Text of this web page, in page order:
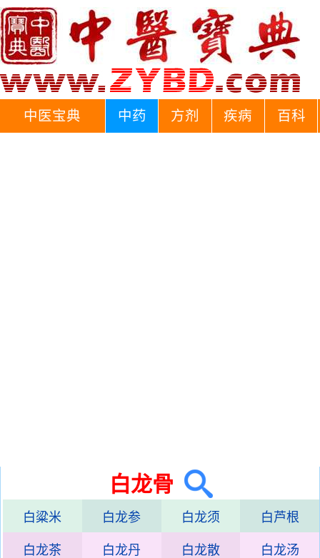
中医宝典 中药 方剂 疾病 百科
白龙骨
白粱米 白龙参 白龙须 白芦根
白龙茶 白龙丹 白龙散 白龙汤